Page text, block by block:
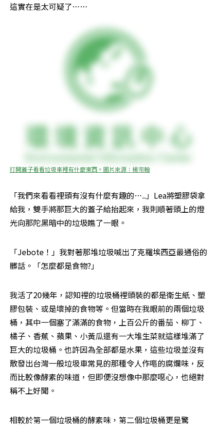
這實在是太可疑了……
打開蓋子看看垃圾車裡有什麼東西。圖片來源：楊宗翰
「我們來看看裡頭有沒有什麼有趣的…..」Lea將塑膠袋拿
給我，雙手將那巨大的蓋子給抬起來，我則順著頭上的燈
光向那陀黑暗中的垃圾瞧了一眼。
「Jebote！」我對著那堆垃圾喊出了克羅埃西亞最通俗的
髒話。「怎麼都是食物?」
我活了20幾年，認知裡的垃圾桶裡頭裝的都是衛生紙、塑
膠包裝、或是壞掉的食物等。但當時在我眼前的兩個垃圾
桶，其中一個塞了滿滿的食物，上百公斤的番茄、柳丁、
橘子、香蕉、蘋果、小黃瓜還有一大堆生菜就這樣堆滿了
巨大的垃圾桶。也許因為全部都是水果，這些垃圾並沒有
散發出台灣一般垃圾車常見的那種令人作嘔的腐爛味，反
而比較像酵素的味道，但即便沒想像中那麼噁心，也絕對
稱不上好聞。
相較於第一個垃圾桶的酵素味，第二個垃圾桶更是驚